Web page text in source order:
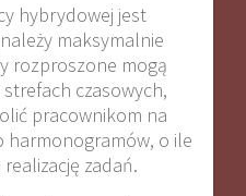
hybrydowej jest
maksymalnie
rozproszone mogą
czasowych,
pracownikom na
harmonogramów, o ile
zadań.